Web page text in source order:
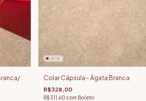
Colar Cápsula - Ágata Branca
R$328,00
R$311,60 com Boleto